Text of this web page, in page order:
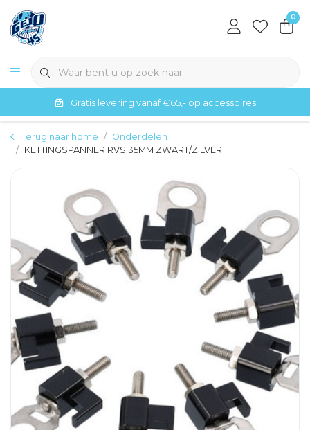
0
Gratis levering vanaf €65,- op accessoires
Terug naar home
Onderdelen
KETTINGSPANNER RVS 35MM ZWART/ZILVER